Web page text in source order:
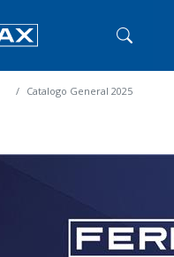
Catalogo General 2025